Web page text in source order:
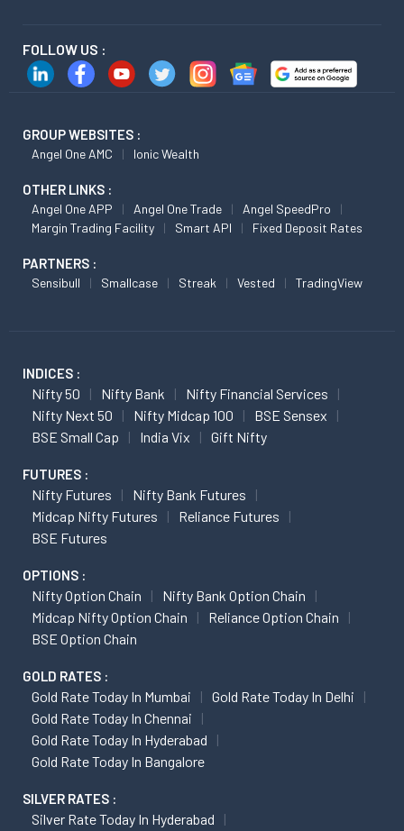
FOLLOW US :
GROUP WEBSITES :
Angel One AMC Ionic Wealth
OTHER LINKS :
Angel One APP Angel One Trade
Angel SpeedPro
Margin Trading Facility
Smart API Fixed Deposit Rates
PARTNERS :
Sensibull Smallcase Streak Vested TradingView
INDICES :
Nifty 50 Nifty Bank
Nifty Financial Services
Nifty Next 50
Nifty Midcap 100
BSE Sensex
BSE Small Cap
India Vix Gift Nifty
FUTURES :
Nifty Futures
Nifty Bank Futures
Midcap Nifty Futures
Reliance Futures
BSE Futures
OPTIONS :
Nifty Option Chain
Nifty Bank Option Chain
Midcap Nifty Option Chain
Reliance Option Chain
BSE Option Chain
GOLD RATES :
Gold Rate Today In Mumbai
Gold Rate Today In Delhi
Gold Rate Today In Chennai
Gold Rate Today In Hyderabad
Gold Rate Today In Bangalore
SILVER RATES :
Silver Rate Today In Hyderabad